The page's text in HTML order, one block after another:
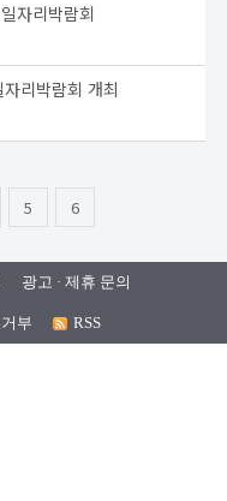
자리박람회
리박람회 개최
5 6
광고 · 제휴 문의
부 RSS